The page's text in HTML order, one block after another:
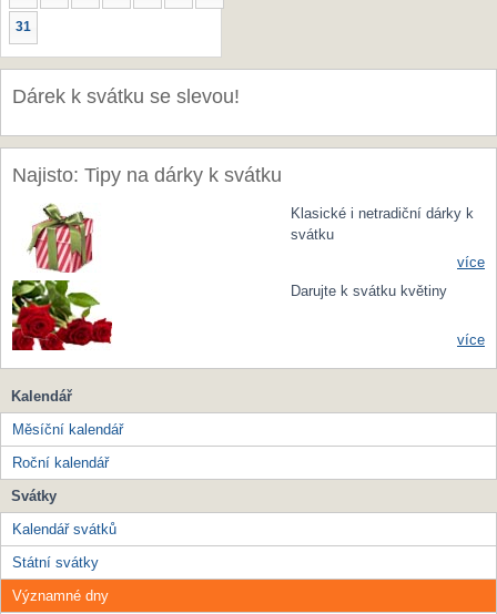
31
Dárek k svátku se slevou!
Najisto: Tipy na dárky k svátku
Klasické i netradiční dárky k
svátku
více
Darujte k svátku květiny
více
Kalendář
Měsíční kalendář
Roční kalendář
Svátky
Kalendář svátků
Státní svátky
Významné dny